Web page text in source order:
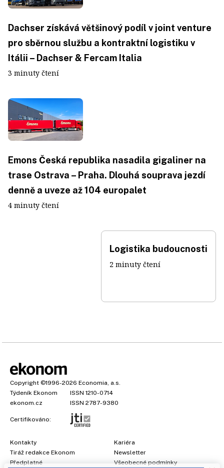
Dachser získává většinový podíl v joint venture
pro sběrnou službu a kontraktní logistiku v
Itálii – Dachser & Fercam Italia
3 minuty čtení
Emons Česká republika nasadila gigaliner na
trase Ostrava – Praha. Dlouhá souprava jezdí
denně a uveze až 104 europalet
4 minuty čtení
Logistika budoucnosti
2 minuty čtení
Copyright ©1996-2026 Economia, a.s.
Týdeník Ekonom
ISSN 1210-0714
ekonom.cz
ISSN 2787-9380
Certifikováno:
Kontakty
Tiráž redakce Ekonom
Předplatné
Kariéra
Newsletter
Všeobecné podmínky